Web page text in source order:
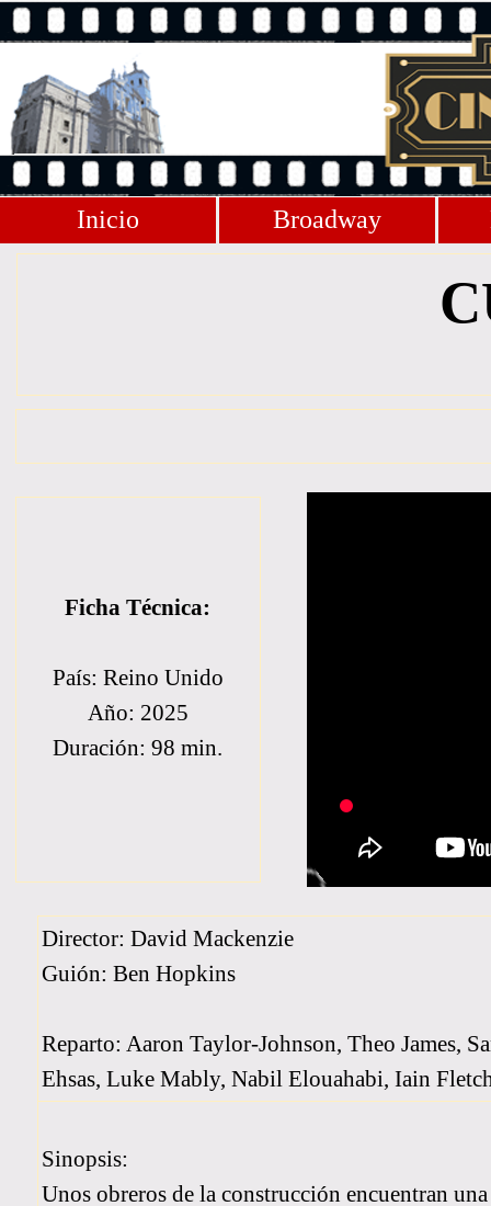
Inicio Broadway
Ficha Técnica:
País: Reino Unido
Año: 2025
Duración: 98 min.
Director: David Mackenzie
Guión: Ben Hopkins
Reparto: Aaron Taylor-Johnson, Theo James,
Ehsas, Luke Mably, Nabil Elouahabi, Iain
Sinopsis:
Unos obreros de la construcción encuentran